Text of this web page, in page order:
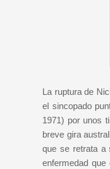
La ruptura de
el sincopado
1971) por unos
breve gira
que se retrata a
enfermedad